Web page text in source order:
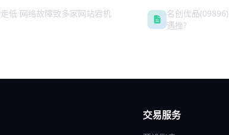
低 网络故障致多家网站宕机
名创优品
遇挫?
交易服务